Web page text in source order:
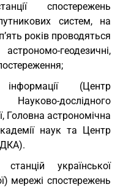
спостережень
систем, на
років проводяться
геодезичні,
(Центр
дослідного
Головна астрономічна
наук та Центр
ДКА).
української
мережі спостережень